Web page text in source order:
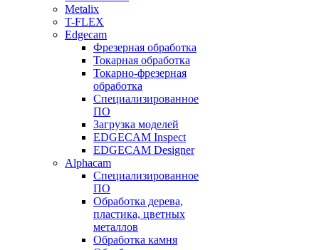
Metalix
T-FLEX
Edgecam
Фрезерная обработка
Токарная обработка
Токарно-фрезерная
обработка
Специализированное
ПО
Загрузка моделей
EDGECAM Inspect
EDGECAM Designer
Alphacam
Специализированное
ПО
Обработка дерева,
пластика, цветных
металлов
Обработка камня